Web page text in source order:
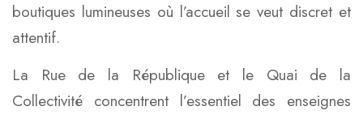
boutiques lumineuses où l’accueil se veut discret et
attentif.
La Rue de la République et le Quai de la
Collectivité concentrent l’essentiel des enseignes